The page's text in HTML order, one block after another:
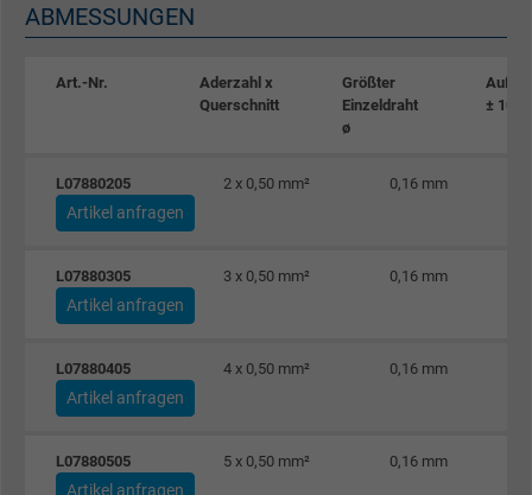
ABMESSUNGEN
Art.-Nr.
Aderzahl x
Querschnitt
Größter
Einzeldraht
ø
± 10%
L07880205 2 x 0,50 mm² 0,16 mm
Artikel anfragen
L07880305 3 x 0,50 mm² 0,16 mm
Artikel anfragen
L07880405 4 x 0,50 mm² 0,16 mm
Artikel anfragen
L07880505 5 x 0,50 mm² 0,16 mm
Artikel anfragen